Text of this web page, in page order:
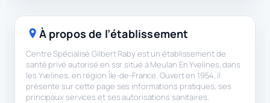
À propos de l’établissement
Centre Spécialisé Gilbert Raby est un établissement de
santé privé autorisé en ssr situé à Meulan En Yvelines, dans
les Yvelines, en région Île-de-France. Ouvert en 1954, il
présente sur cette page ses informations pratiques, ses
principaux services et ses autorisations sanitaires.